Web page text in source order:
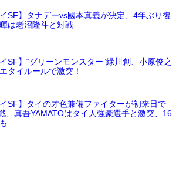
SF】タナデーvs國本真義が決定、4年ぶり復
は老沼隆斗と対戦
SF】“グリーンモンスター”緑川創、小原俊之
タイルールで激突！
SF】タイの才色兼備ファイターが初来日で
、真吾YAMATOはタイ人強豪選手と激突、16